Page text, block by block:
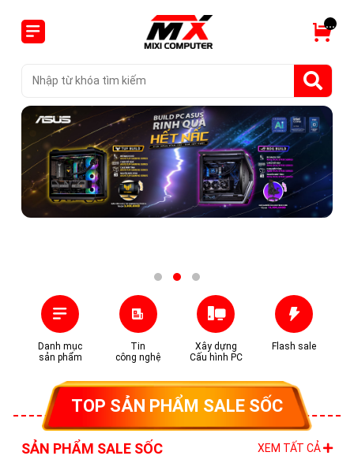
...
Danh mục
sản phẩm
Tin
công nghệ
Xây dựng
Cấu hình PC
Flash sale
TOP SẢN PHẨM SALE SỐC
SẢN PHẨM SALE SỐC XEM TẤT CẢ